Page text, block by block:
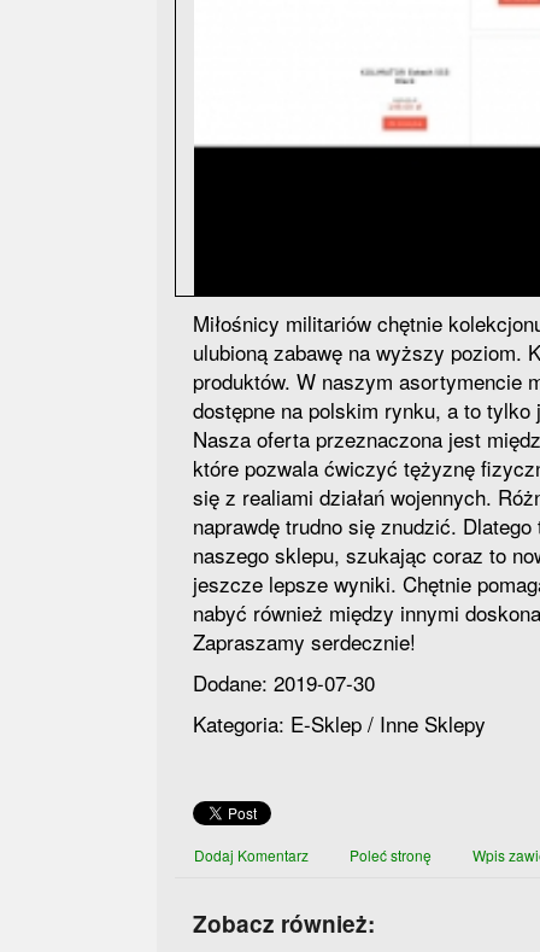
Miłośnicy militariów chętnie
ulubioną zabawę na wyższy poziom.
produktów. W naszym asortymencie
dostępne na polskim rynku, a to
Nasza oferta przeznaczona jest
które pozwala ćwiczyć tężyznę
się z realiami działań wojennych.
naprawdę trudno się znudzić.
naszego sklepu, szukając coraz to
jeszcze lepsze wyniki. Chętnie
nabyć również między innymi
Zapraszamy serdecznie!
Dodane: 2019-07-30
Kategoria: E-Sklep / Inne Sklepy
Dodaj Komentarz Poleć stronę Wpis
Zobacz również: